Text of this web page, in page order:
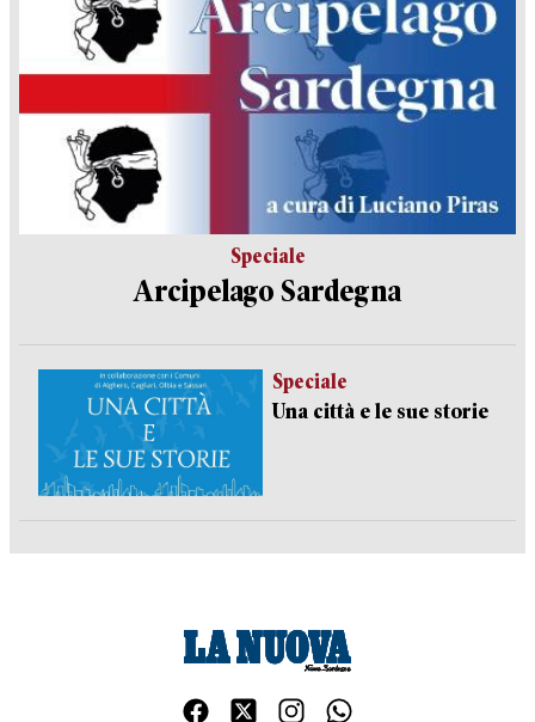
Speciale
Arcipelago Sardegna
Speciale
Una città e le sue storie